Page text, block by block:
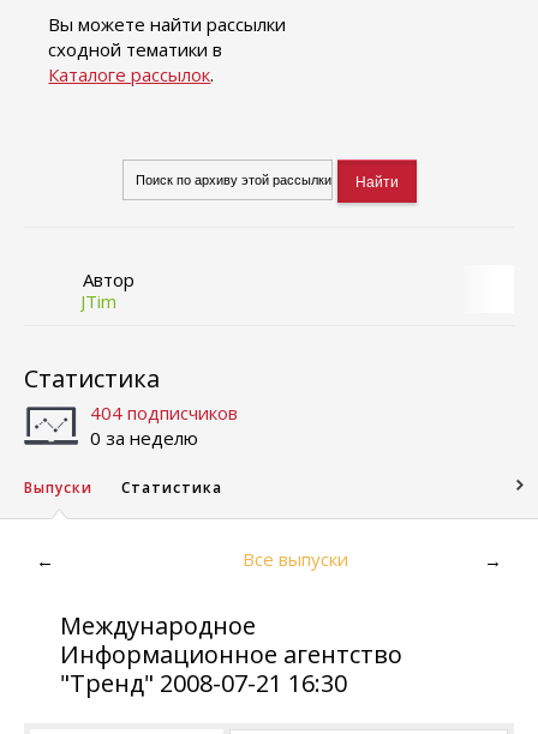
Вы можете найти рассылки
сходной тематики в
Каталоге рассылок.
Автор
JTim
Статистика
404 подписчиков
0 за неделю
Выпуски Статистика
← Все выпуски →
Международное
Информационное агентство
"Тренд" 2008-07-21 16:30